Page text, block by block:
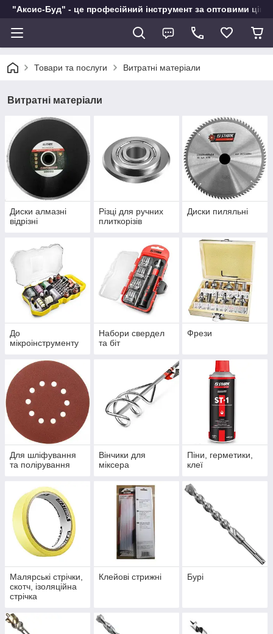
"Аксис-Буд" - це професійний інструмент за оптовими
Товари та послуги Витратні матеріали
Витратні матеріали
Диски алмазні
відрізні
Різці для ручних
плиткорізів
Диски пиляльні
До
мікроінструменту
Набори свердел
та біт
Фрези
Для шліфування
та полірування
Вінчики для
міксера
Піни, герметики,
клеї
Малярські стрічки,
скотч, ізоляційна
стрічка
Клейові стрижні Бурі